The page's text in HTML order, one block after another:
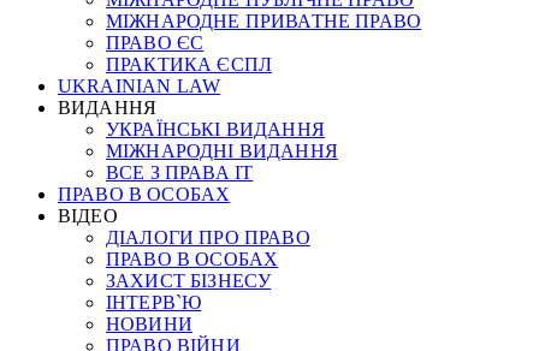
МІЖНАРОДНЕ ПРИВАТНЕ ПРАВО
ПРАВО ЄС
ПРАКТИКА ЄСПЛ
UKRAINIAN LAW
ВИДАННЯ
УКРАЇНСЬКІ ВИДАННЯ
МІЖНАРОДНІ ВИДАННЯ
ВСЕ З ПРАВА ІТ
ПРАВО В ОСОБАХ
ВІДЕО
ДІАЛОГИ ПРО ПРАВО
ПРАВО В ОСОБАХ
ЗАХИСТ БІЗНЕСУ
ІНТЕРВ`Ю
НОВИНИ
ПРАВО ВІЙНИ